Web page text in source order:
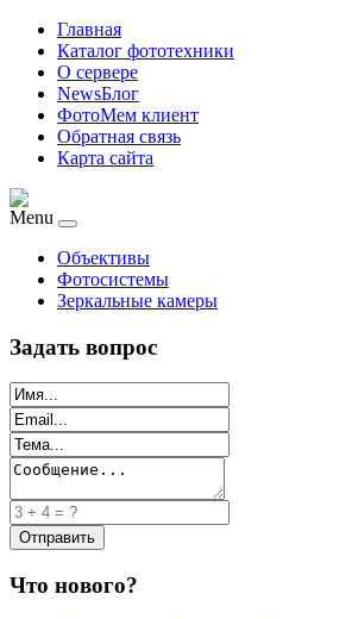
Главная
Каталог фототехники
О сервере
NewsБлог
ФотоМем клиент
Обратная связь
Карта сайта
Menu
Объективы
Фотосистемы
Зеркальные камеры
Задать вопрос
Что нового?